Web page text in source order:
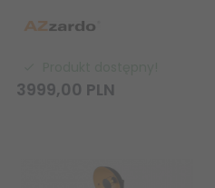
3999,00 PLN